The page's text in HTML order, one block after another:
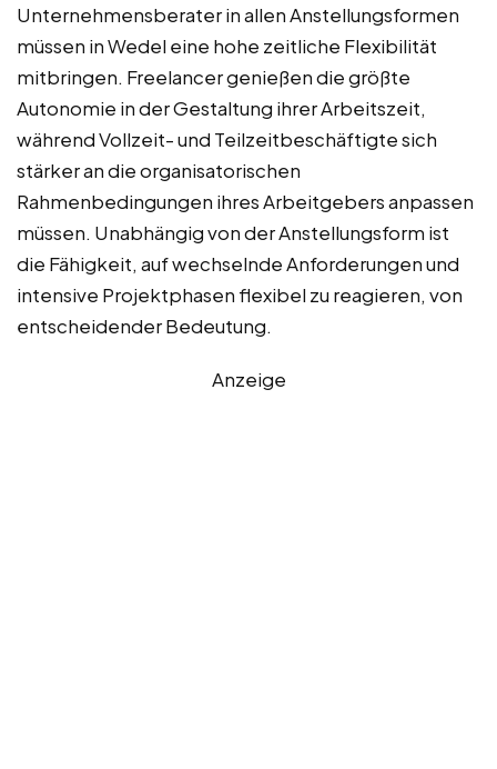
Unternehmensberater in allen Anstellungsformen
müssen in Wedel eine hohe zeitliche Flexibilität
mitbringen. Freelancer genießen die größte
Autonomie in der Gestaltung ihrer Arbeitszeit,
während Vollzeit- und Teilzeitbeschäftigte sich
stärker an die organisatorischen
Rahmenbedingungen ihres Arbeitgebers anpassen
müssen. Unabhängig von der Anstellungsform ist
die Fähigkeit, auf wechselnde Anforderungen und
intensive Projektphasen flexibel zu reagieren, von
entscheidender Bedeutung.
Anzeige